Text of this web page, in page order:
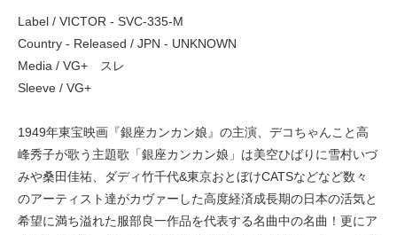
Label / VICTOR - SVC-335-M
Country - Released / JPN - UNKNOWN
Media / VG+ スレ
Sleeve / VG+
1949年東宝映画『銀座カンカン娘』の主演、デコちゃんこと高
峰秀子が歌う主題歌「銀座カンカン娘」は美空ひばりに雪村いづ
みや桑田佳祐、ダディ竹千代&東京おとぼけCATSなどなど数々
のアーティスト達がカヴァーした高度経済成長期の日本の活気と
希望に満ち溢れた服部良一作品を代表する名曲中の名曲！更にア